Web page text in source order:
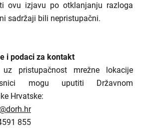
ovu izjavu po otklanjanju razloga
sadržaji bili nepristupačni.
i podaci za kontakt
pristupačnost mrežne lokacije
mogu uputiti Državnom
Hrvatske:
855